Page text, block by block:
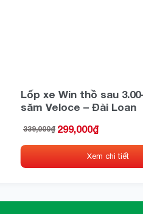
rùa, xe ba gác 4.00-10
Lốp xe Win thồ sau
săm Veloce – Đài Loan
339,000₫
Giá
là:
299,000₫
Giá
tại
299,000₫.
Xem chi tiết